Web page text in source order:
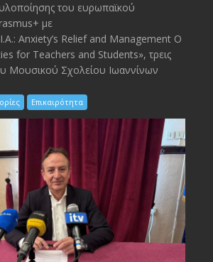
του ευρωπαϊκού
με
Anxiety’s Relief and Management O
for Teachers and Students», τρεις
Μουσικού Σχολείου Ιωαννίνων
Επικαιρότητα